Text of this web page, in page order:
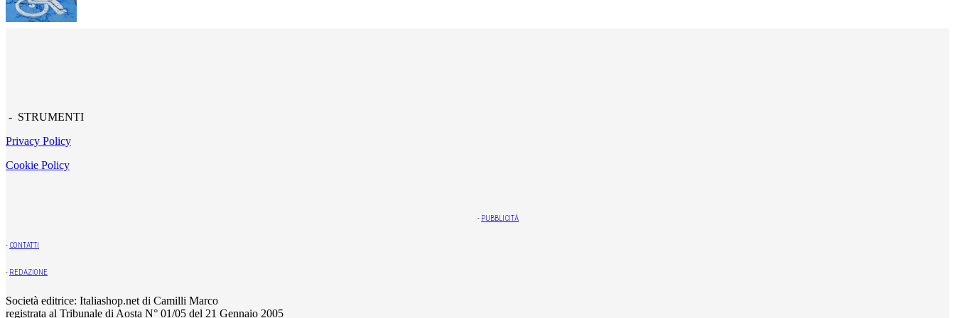
- STRUMENTI
Privacy Policy
Cookie Policy
- PUBBLICITÀ
- CONTATTI
- REDAZIONE
Società editrice: Italiashop.net di Camilli Marco
registrata al Tribunale di Aosta N° 01/05 del 21 Gennaio 2005